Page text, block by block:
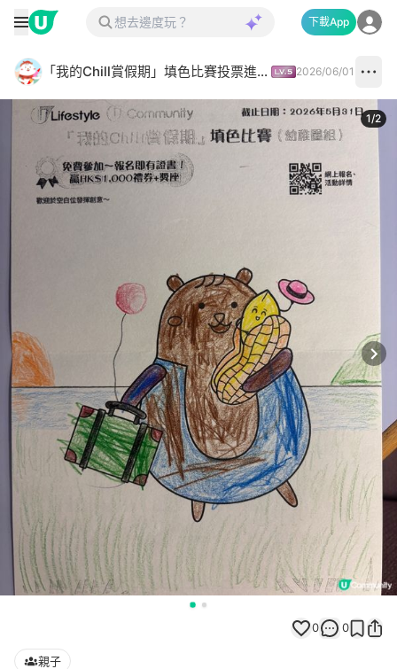
下載App
「我的Chill賞假期」填色比賽投票進行中✅ 2026/06/01
1/2
0 0
親子